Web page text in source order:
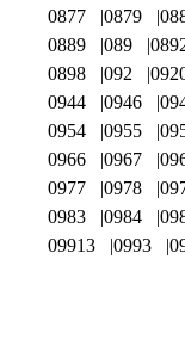
0877
0879
0889
089
0898
092
0944
0946
0954
0955
0966
0967
0977
0978
0983
0984
09913
0993